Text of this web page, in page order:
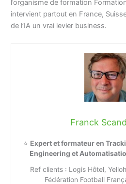
l’organisme de formation
intervient partout en France,
de l’IA un vrai levier business.
Franck
⭐ Expert et formateur en
Engineering et
Ref clients : Logis Hôtel,
Fédération Football